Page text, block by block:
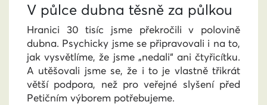
V půlce dubna těsně za půlkou
Hranici 30 tisíc jsme překročili v polovině
dubna. Psychicky jsme se připravovali i na to,
jak vysvětlíme, že jsme „nedali“ ani čtyřicítku.
A utěšovali jsme se, že i to je vlastně třikrát
větší podpora, než pro veřejné slyšení před
Petičním výborem potřebujeme.